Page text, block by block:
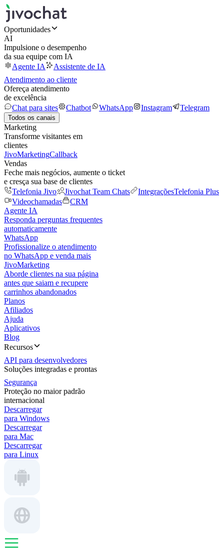
Oportunidades
AI
Impulsione o desempenho
da sua equipe com IA
Agente IA
Assistente de IA
Atendimento ao cliente
Ofereça atendimento
de excelência
Chat para sites
Chatbot WhatsApp Instagram Telegram
Todos os canais
Marketing
Transforme visitantes em
clientes
JivoMarketingCallback
Vendas
Feche mais negócios, aumente o ticket
e cresça sua base de clientes
Telefonia Jivo
Jivochat Team Chats IntegraçõesTelefonia Plus
Videochamadas
CRM
Agente IA
Responda perguntas frequentes
automaticamente
WhatsApp
Profissionalize o atendimento
no WhatsApp e venda mais
JivoMarketing
Aborde clientes na sua página
antes que saiam e recupere
carrinhos abandonados
Planos
Afiliados
Ajuda
Aplicativos
Blog
Recursos
API para desenvolvedores
Soluções integradas e prontas
Segurança
Proteção no maior padrão
internacional
Descarregar
para Windows
Descarregar
para Mac
Descarregar
para Linux